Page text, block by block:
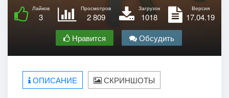
Лайков
3
Просмотров
2 809
Загрузок
1018
Версия
17.04.19
Нравится
Обсудить
ОПИСАНИЕ СКРИНШОТЫ